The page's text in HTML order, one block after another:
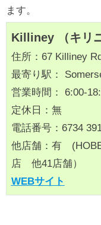
ます。
Killiney （キリ
住所：67 Killiney
最寄り駅：
営業時間：
定休日：無
電話番号：6734
他店舗：有
店 他41店舗）
WEBサイト